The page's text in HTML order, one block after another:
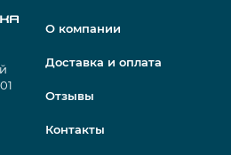
О компании
Доставка и оплата
Отзывы
Контакты